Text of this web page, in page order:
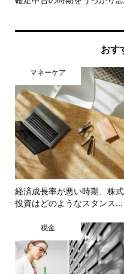
おす
マネーケア
経済成長率が悪い時期、株式
投資はどのようなスタンス...
税金